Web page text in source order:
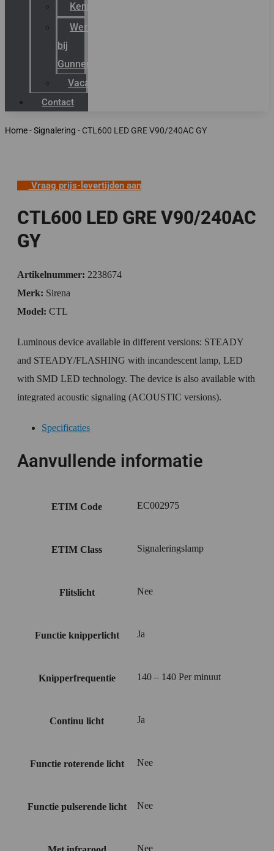
Kenniscentrum
Werken
bij
Gunneman
Vacatures
Contact
Home-Signalering - CTL600 LED GRE V90/240AC GY
Vraag prijs-levertijden aan
CTL600 LED GRE V90/240AC
GY
Artikelnummer: 2238674
Merk: Sirena
Model: CTL
Luminous device available in different versions: STEADY
and STEADY/FLASHING with incandescent lamp, LED
with SMD LED technology. The device is also available with
integrated acoustic signaling (ACOUSTIC versions).
Specificaties
Aanvullende informatie
ETIM Code EC002975
ETIM Class Signaleringslamp
Flitslicht Nee
Functie knipperlicht Ja
Knipperfrequentie 140 – 140 Per minuut
Continu licht Ja
Functie roterende licht Nee
Functie pulserende licht Nee
Nee